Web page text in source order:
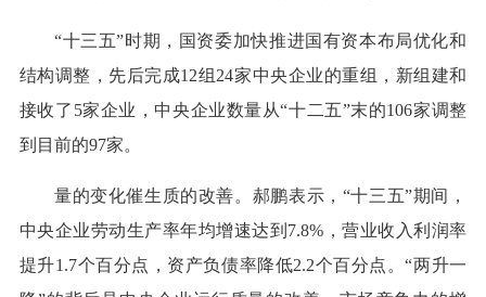
“十三五”时期，国资委加快推进国有资本布局优化和
结构调整，先后完成12组24家中央企业的重组，新组建和
接收了5家企业，中央企业数量从“十二五”末的106家调整
到目前的97家。
量的变化催生质的改善。郝鹏表示，“十三五”期间，
中央企业劳动生产率年均增速达到7.8%，营业收入利润率
提升1.7个百分点，资产负债率降低2.2个百分点。“两升一